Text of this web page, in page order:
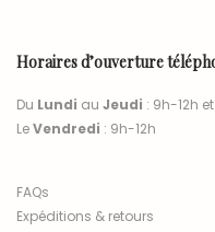
Horaires d’ouverture
Du Lundi au Jeudi : 9h-12h
LeVendredi : 9h-12h
FAQs
Expéditions & retours